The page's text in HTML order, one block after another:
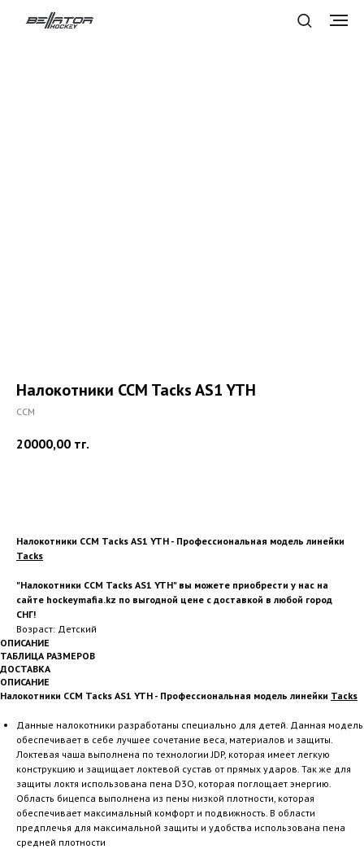
Налокотники CCM Tacks AS1 YTH
CCM
20000,00 тг.
Налокотники CCM Tacks AS1 YTH - Профессиональная модель линейки
Tacks
"Налокотники CCM Tacks AS1 YTH" вы можете приобрести у нас на
сайте hockeymafia.kz по выгодной цене с доставкой в любой город
СНГ!
Возраст: Детский
ОПИСАНИЕ
ТАБЛИЦА РАЗМЕРОВ
ДОСТАВКА
ОПИСАНИЕ
Налокотники CCM Tacks AS1 YTH - Профессиональная модель линейки Tacks
Данные налокотники разработаны специально для детей. Данная модель
обеспечивает в себе лучшее сочетание веса, материалов и защиты.
Локтевая чаша выполнена по технологии JDP, которая имеет легкую
конструкцию и защищает локтевой сустав от прямых ударов. Так же для
защиты локтя использована пена D3O, которая поглощает энергию.
Область бицепса выполнена из пены низкой плотности, которая
обеспечивает максимальный комфорт и подвижность. В области
предплечья для максимальной защиты и удобства использована пена
средней плотности